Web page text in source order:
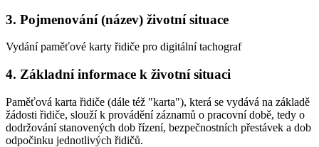
3. Pojmenování (název) životní situace
Vydání paměťové karty řidiče pro digitální tachograf
4. Základní informace k životní situaci
Paměťová karta řidiče (dále též "karta"), která se vydává na základě
žádosti řidiče, slouží k provádění záznamů o pracovní době, tedy o
dodržování stanovených dob řízení, bezpečnostních přestávek a dob
odpočinku jednotlivých řidičů.